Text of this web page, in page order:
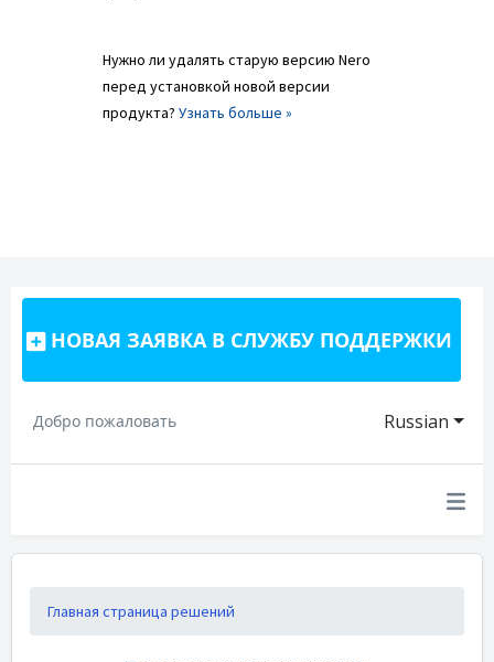
Нужно ли удалять старую версию Nero
перед установкой новой версии
продукта? Узнать больше »
НОВАЯ ЗАЯВКА В СЛУЖБУ ПОДДЕРЖКИ
Russian
Добро пожаловать
Главная страница решений